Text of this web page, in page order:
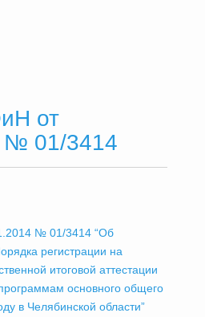
от
№ 01/3414
№ 01/3414 “Об
регистрации на
итоговой аттестации
основного общего
в Челябинской области”